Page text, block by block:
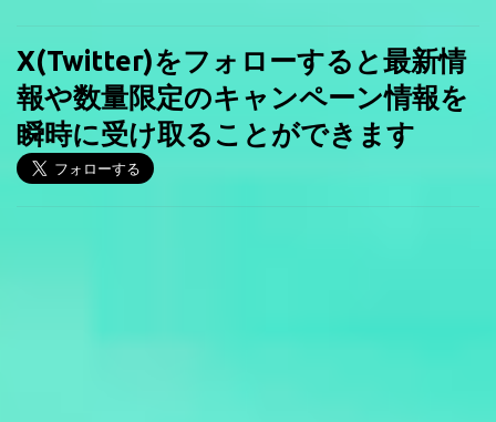
X(Twitter)をフォローすると最新情
報や数量限定のキャンペーン情報を
瞬時に受け取ることができます